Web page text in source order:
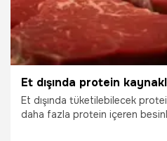
Et dışında tüketilebilecek
daha fazla protein içeren